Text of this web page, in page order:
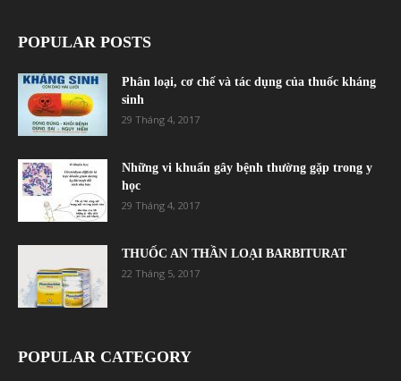
POPULAR POSTS
Phân loại, cơ chế và tác dụng của thuốc kháng
sinh
29 Tháng 4, 2017
Những vi khuẩn gây bệnh thường gặp trong y
học
29 Tháng 4, 2017
THUỐC AN THẦN LOẠI BARBITURAT
22 Tháng 5, 2017
POPULAR CATEGORY